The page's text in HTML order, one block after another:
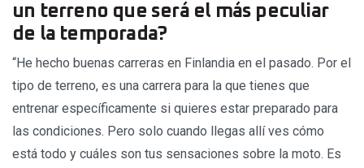
un terreno que será el más peculiar
de la temporada?
“He hecho buenas carreras en Finlandia en el pasado. Por el
tipo de terreno, es una carrera para la que tienes que
entrenar específicamente si quieres estar preparado para
las condiciones. Pero solo cuando llegas allí ves cómo
está todo y cuáles son tus sensaciones sobre la moto. Es